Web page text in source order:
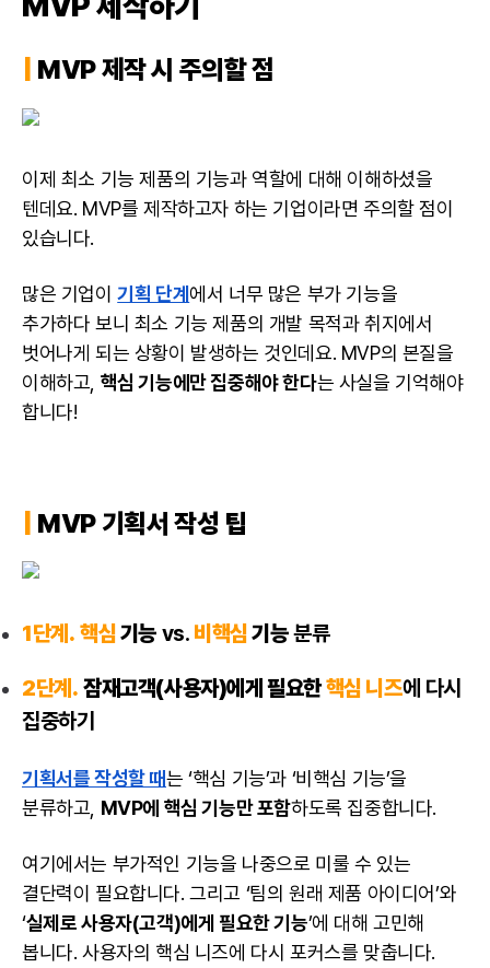
MVP 제작 시 주의할 점
이제 최소 기능 제품의 기능과 역할에 대해 이해하셨을
텐데요. MVP를 제작하고자 하는 기업이라면 주의할 점이
있습니다.
많은 기업이기획 단계에서 너무 많은 부가 기능을
추가하다 보니 최소 기능 제품의 개발 목적과 취지에서
벗어나게 되는 상황이 발생하는 것인데요. MVP의 본질을
이해하고, 핵심 기능에만 집중해야 한다는 사실을 기억해야
합니다!
MVP 기획서 작성 팁
1단계. 핵심기능 vs. 비핵심기능분류
2단계. 잠재고객(사용자)에게 필요한핵심 니즈에 다시
집중하기
기획서를 작성할 때는 ‘핵심 기능’과 ‘비핵심 기능’을
분류하고, MVP에 핵심 기능만 포함하도록 집중합니다.
여기에서는 부가적인 기능을 나중으로 미룰 수 있는
결단력이 필요합니다. 그리고 ‘팀의 원래 제품 아이디어’와
‘실제로 사용자(고객)에게 필요한 기능’에 대해 고민해
봅니다. 사용자의 핵심 니즈에 다시 포커스를 맞춥니다.